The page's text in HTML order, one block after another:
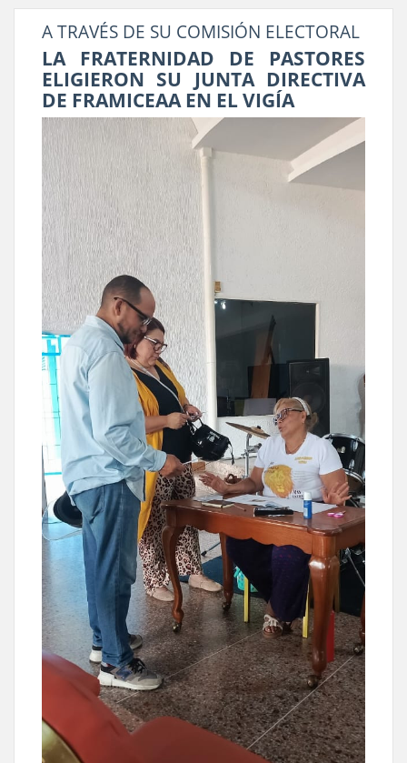
A TRAVÉS DE SU COMISIÓN ELECTORAL
LA FRATERNIDAD DE PASTORES
ELIGIERON SU JUNTA DIRECTIVA
DE FRAMICEAA EN EL VIGÍA